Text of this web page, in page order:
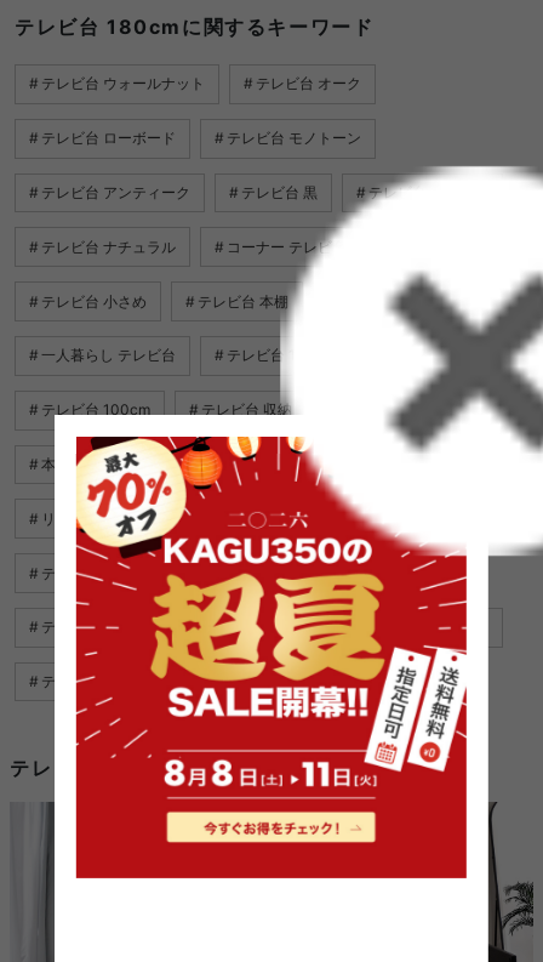
テレビ台 180cmに関するキーワード
テレビ台 ウォールナット テレビ台 オーク
テレビ台 ローボード テレビ台 モノトーン
テレビ台 アンティーク テレビ台 黒 テレビ台 コーナー
テレビ台 ナチュラル コーナー テレビ台
テレビ台 小さめ テレビ台 本棚 テレビ台 ダークブラウン
一人暮らし テレビ台 テレビ台 180cm テレビ台 人気
テレビ台 100cm テレビ台 収納 テレビ台 一人暮らし
本棚 テレビ台 テレビ台 シンプル
リビング テレビ台 テレビ台 壁面 収納
テレビ台 コーナー おしゃれ テレビ台 180
テレビ台 ホワイト テレビ台 おすすめ テレビ台 グレー
テレビ台 120cm
テレビ台 180cmを使用したコーディネート例